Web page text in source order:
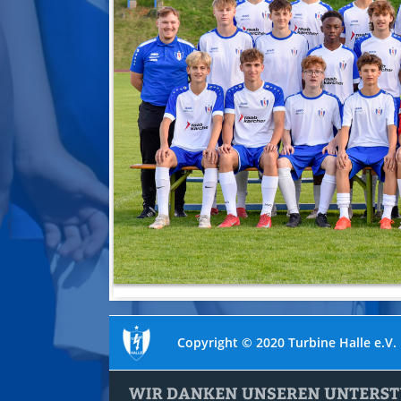
Copyright © 2020 Turbine Halle e.V.